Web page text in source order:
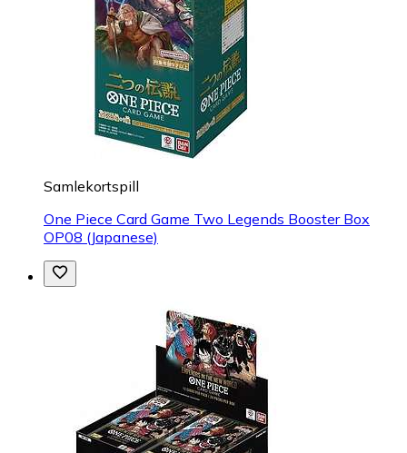
Samlekortspill
One Piece Card Game Two Legends Booster Box
OP08 (Japanese)